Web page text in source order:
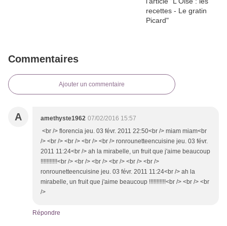
Commentaires
Ajouter un commentaire
A amethyste1962 07/02/2016 15:57
<br /> florencia jeu. 03 févr. 2011 22:50<br /> miam miam<br
/> <br /> <br /> <br /> <br /> ronrounetteencuisine jeu. 03 févr.
2011 11:24<br /> ah la mirabelle, un fruit que j'aime beaucoup
!!!!!!!!!!!<br /> <br /> <br /> <br /> <br /> <br />
ronrounetteencuisine jeu. 03 févr. 2011 11:24<br /> ah la
mirabelle, un fruit que j'aime beaucoup !!!!!!!!!!!<br /> <br /> <br
/>
Répondre